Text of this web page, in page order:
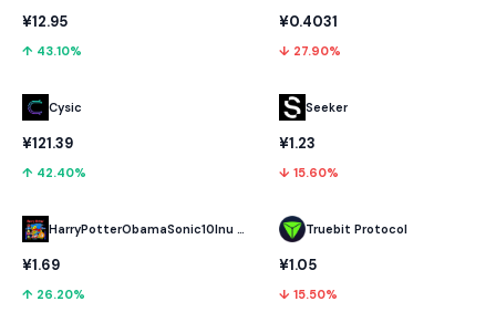
¥12.95
↑ 43.10%
Cysic
¥121.39
↑ 42.40%
HarryPotterObamaSonic10Inu (ETH)
¥1.69
↑ 26.20%
¥0.4031
↓ 27.90%
Seeker
¥1.23
↓ 15.60%
Truebit Protocol
¥1.05
↓ 15.50%